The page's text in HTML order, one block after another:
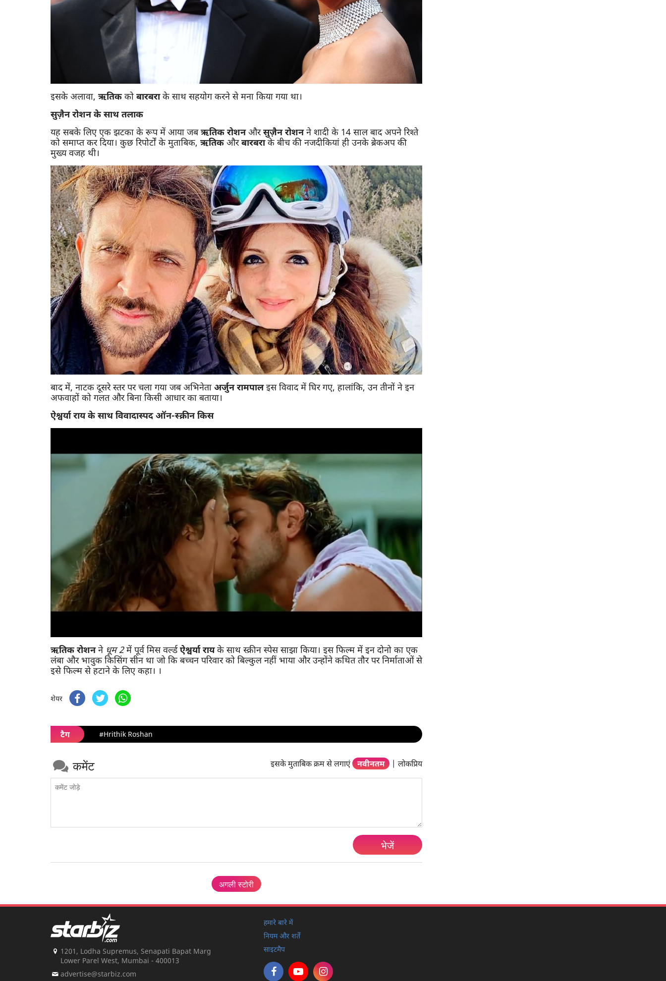
इसके अलावा, ऋतिक को बारबराके साथ सहयोग करने से मना किया गया था।
सुज़ैन रोशन के साथ तलाक
यह सबके लिए एक झटका के रूप में आया जबऋतिक रोशनऔरसुज़ैन रोशनने शादी के 14 साल बाद अपने रिश्ते
को समाप्त कर दिया। कुछ रिपोर्टों के मुताबिक, ऋतिक औरबारबराके बीच की नजदीकियां ही उनके ब्रेकअप की
मुख्य वजह थी।
बाद में, नाटक दूसरे स्तर पर चला गया जब अभिनेता अर्जुन रामपालइस विवाद में घिर गए, हालांकि, उन तीनों ने इन
अफवाहों को गलत और बिना किसी आधार का बताया।
ऐश्वर्या राय के साथ विवादास्पद ऑन-स्क्रीन किस
ऋतिक रोशनने धूम 2में पूर्व मिस वर्ल्डऐश्वर्या रायके साथ स्क्रीन स्पेस साझा किया। इस फिल्म में इन दोनो का एक
लंबा और भावुक किसिंग सीन था जो कि बच्चन परिवार को बिल्कुल नहीं भाया और उन्होंने कथित तौर पर निर्माताओं से
इसे फिल्म से हटाने के लिए कहा। ।
शेयर
टैग #Hrithik Roshan
कमेंट इसके मुताबिक क्रम से लगाएं नवीनतम | लोकप्रिय
भेजें
अगली स्टोरी
1201, Lodha Supremus, Senapati Bapat Marg
Lower Parel West, Mumbai - 400013
advertise@starbiz.com
हमारे बारे में
नियम और शर्तें
साइटमैप